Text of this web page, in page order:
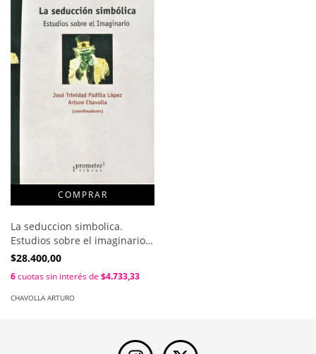
La seduccion simbolica.
Estudios sobre el imaginario /
Padilla Lopez Jose , Chavolla
$28.400,00
6cuotas sin interés de $4.733,33
CHAVOLLA ARTURO